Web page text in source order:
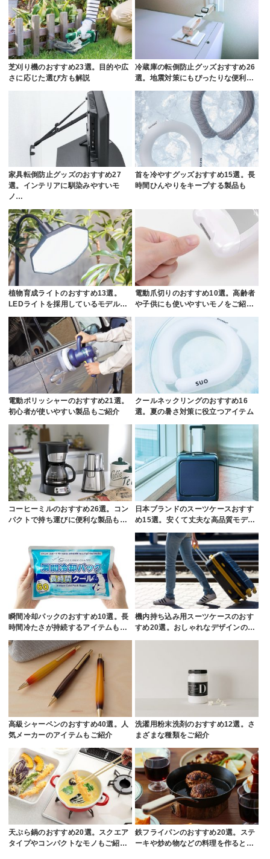
芝刈り機のおすすめ23選。目的や広
さに応じた選び方も解説
冷蔵庫の転倒防止グッズおすすめ26
選。地震対策にもぴったりな便利…
家具転倒防止グッズのおすすめ27
選。インテリアに馴染みやすいモ
ノ…
首を冷やすグッズおすすめ15選。長
時間ひんやりをキープする製品も
植物育成ライトのおすすめ13選。
LEDライトを採用しているモデル…
電動爪切りのおすすめ10選。高齢者
や子供にも使いやすいモノをご紹…
電動ポリッシャーのおすすめ21選。
初心者が使いやすい製品もご紹介
クールネックリングのおすすめ16
選。夏の暑さ対策に役立つアイテム
コーヒーミルのおすすめ26選。コン
パクトで持ち運びに便利な製品も…
日本ブランドのスーツケースおすす
め15選。安くて丈夫な高品質モデ…
瞬間冷却パックのおすすめ10選。長
時間冷たさが持続するアイテムも…
機内持ち込み用スーツケースのおす
すめ20選。おしゃれなデザインの…
高級シャーペンのおすすめ40選。人
気メーカーのアイテムもご紹介
洗濯用粉末洗剤のおすすめ12選。さ
まざまな種類をご紹介
天ぷら鍋のおすすめ20選。スクエア
タイプやコンパクトなモノもご紹…
鉄フライパンのおすすめ20選。ステ
ーキや炒め物などの料理を作ると…